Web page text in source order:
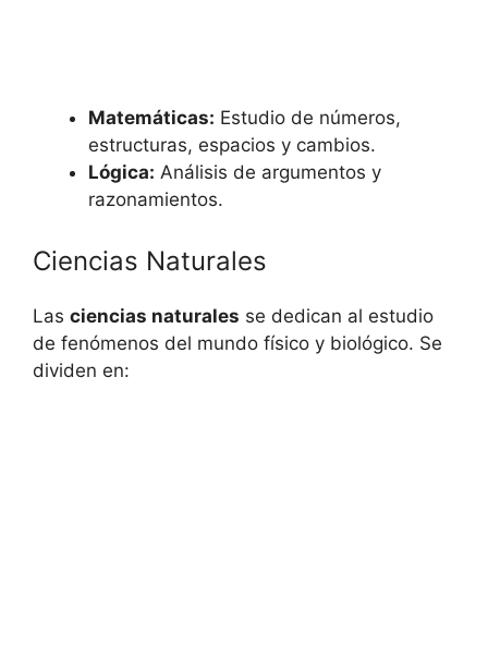
Matemáticas: Estudio de números,
estructuras, espacios y cambios.
Lógica: Análisis de argumentos y
razonamientos.
Ciencias Naturales
Las ciencias naturales se dedican al estudio
de fenómenos del mundo físico y biológico. Se
dividen en: